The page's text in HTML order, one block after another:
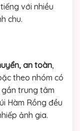
với nhiều
chu.
an toàn,
theo nhóm có
trung tâm
Hàm Rồng đều
ảnh gia.